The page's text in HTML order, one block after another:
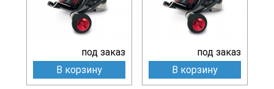
под заказ
В корзину
под заказ
В корзину